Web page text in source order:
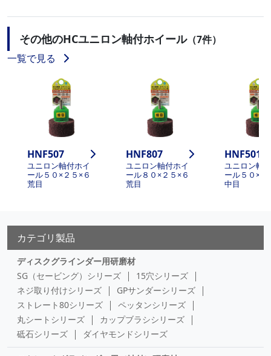
その他のHCユニロン軸付ホイール（7件）
一覧で見る
HNF507
ユニロン軸付ホイ
ール５０×２５×６
荒目
HNF807
ユニロン軸付ホイ
ール８０×２５×６
荒目
HNF5010
ユニロン軸
ール５０×２
中目
カテゴリ製品
ディスクグラインダー用研磨材
SG（セービング）シリーズ
15穴シリーズ
ネジ取り付けシリーズ
GPサンダーシリーズ
ストレート80シリーズ
ペッタンシリーズ
丸シートシリーズ
カップブラシシリーズ
砥石シリーズ
ダイヤモンドシリーズ